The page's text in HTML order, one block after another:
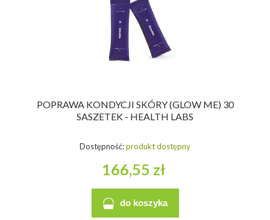
POPRAWA KONDYCJI SKÓRY (GLOW ME) 30
SASZETEK - HEALTH LABS
Dostępność:produkt dostępny
166,55 zł
do koszyka